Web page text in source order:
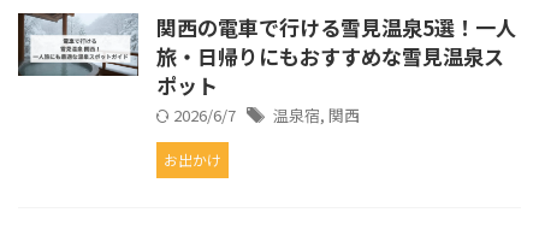
関西の電車で行ける雪見温泉5選！一人
旅・日帰りにもおすすめな雪見温泉ス
ポット
2026/6/7 温泉宿, 関西
お出かけ